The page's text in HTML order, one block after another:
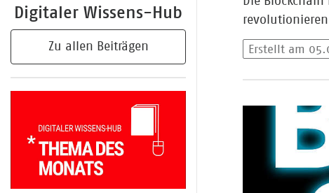
Erstellt am
Digitaler Wissens-Hub
Zu allen Beiträgen